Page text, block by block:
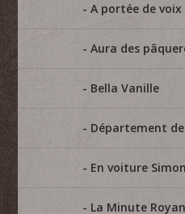
A portée de voix
Aura des
Bella Vanille
Département
En voiture
La Minute